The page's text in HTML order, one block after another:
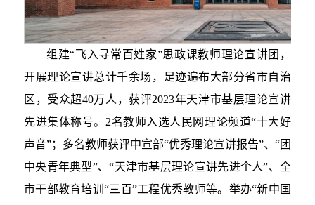
组建“飞入寻常百姓家”思政课教师理论宣讲团，
开展理论宣讲总计千余场，足迹遍布大部分省市自治
区，受众超40万人，获评2023年天津市基层理论宣讲
先进集体称号。2名教师入选人民网理论频道“十大好
声音”；多名教师获评中宣部“优秀理论宣讲报告”、“团
中央青年典型”、“天津市基层理论宣讲先进个人”、全
市干部教育培训“三百”工程优秀教师等。举办“新中国